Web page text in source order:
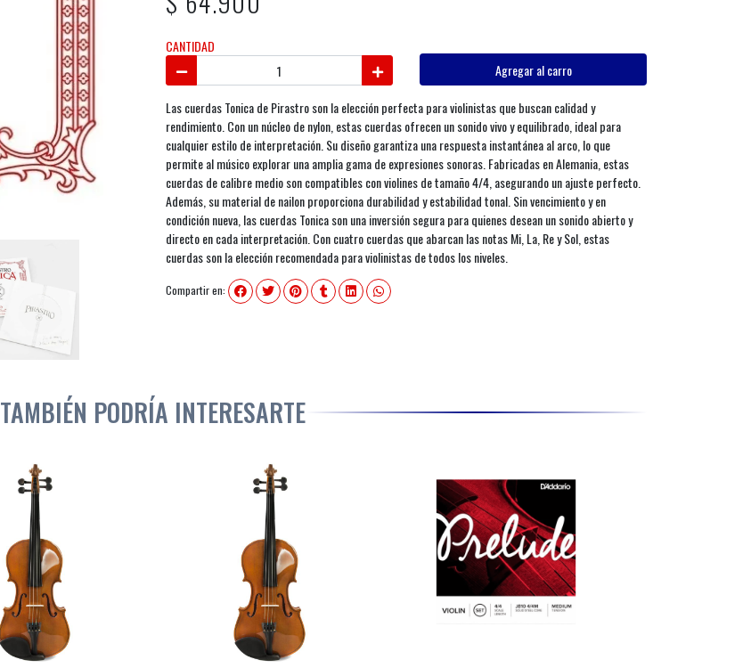
CANTIDAD
Agregar al carro
Las cuerdas Tonica de Pirastro son la elección perfecta para violinistas que buscan calidad y
rendimiento. Con un núcleo de nylon, estas cuerdas ofrecen un sonido vivo y equilibrado, ideal para
cualquier estilo de interpretación. Su diseño garantiza una respuesta instantánea al arco, lo que
permite al músico explorar una amplia gama de expresiones sonoras. Fabricadas en Alemania, estas
cuerdas de calibre medio son compatibles con violines de tamaño 4/4, asegurando un ajuste perfecto.
Además, su material de nailon proporciona durabilidad y estabilidad tonal. Sin vencimiento y en
condición nueva, las cuerdas Tonica son una inversión segura para quienes desean un sonido abierto y
directo en cada interpretación. Con cuatro cuerdas que abarcan las notas Mi, La, Re y Sol, estas
cuerdas son la elección recomendada para violinistas de todos los niveles.
Compartir en:
TAMBIÉN PODRÍA INTERESARTE